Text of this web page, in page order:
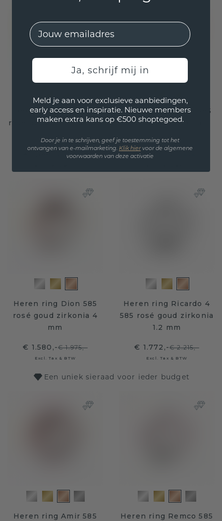
Heren ring Rick 585
rosé goud zirkonia 7x5
€ 1.148,- € 1.435,-
Heren ring Pavan 585
rosé goud zirkonia 5
€ 2.060,-
Heren ring Dion 585
rosé goud zirkonia 4
mm
€ 1.580,-€ 1.975,-
Excl. Tax & BTW
Heren ring Ricardo 4
585 rosé goud zirkonia
1.2 mm
€ 1.772,-€ 2.215,-
Excl. Tax & BTW
Een uniek sieraad voor ieder budget
Heren ring Amir 585
Heren ring Remco 585
EMail
Ja, schrijf mij in
Meld je aan voor exclusieve aanbiedingen,
early access en inspiratie. Nieuwe members
maken extra kans op €500 shoptegoed.
Door je in te schrijven, geef je toestemming tot het
ontvangen van e-mailmarketing. Klik hiervoor de algemene
voorwaarden van deze activatie